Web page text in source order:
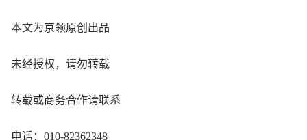
本文为京领原创出品
未经授权，请勿转载
转载或商务合作请联系
电话：010-82362348